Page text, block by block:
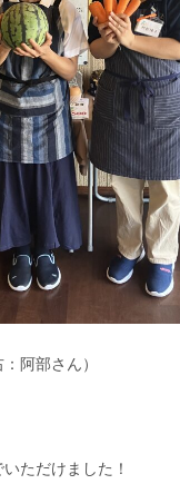
阿部さん）
ただけました！